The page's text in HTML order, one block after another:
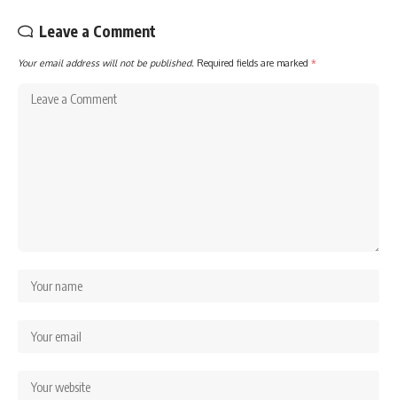
Leave a Comment
Your email address will not be published. Required fields are marked *